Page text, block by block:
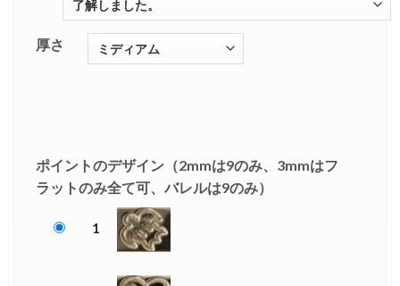
厚さ
ポイントのデザイン（2mmは9のみ、3mmはフ
ラットのみ全て可、バレルは9のみ）
1